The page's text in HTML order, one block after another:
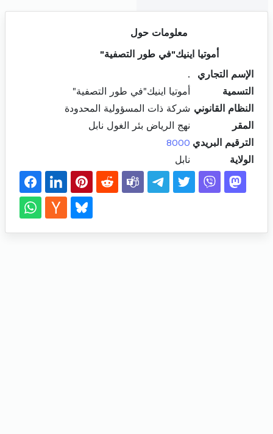
معلومات حول
أموتيا اينيك"في طور التصفية"
الإسم التجاري
.
التسمية
أموتيا اينيك"في طور التصفية"
النظام القانوني شركة ذات المسؤولية المحدودة
المقر
نهج الرياض بئر الغول نابل
الترقيم البريدي 8000
الولاية
نابل